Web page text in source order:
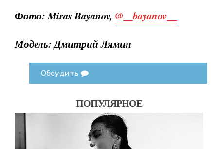
Фото: Miras Bayanov, @__bayanov__
Модель: Дмитрий Лямин
Обсудить
ПОПУЛЯРНОЕ